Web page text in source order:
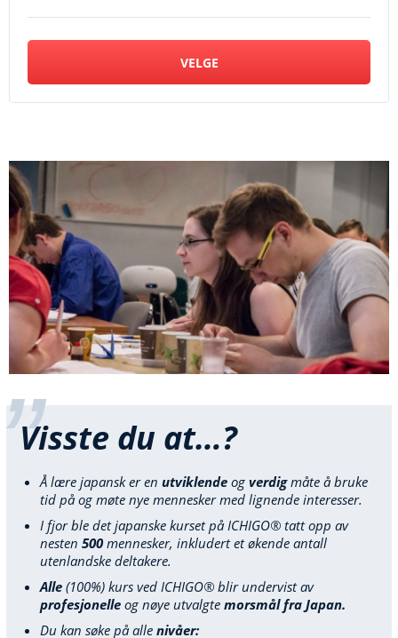
VELGE
Visste du at…?
Å lære japansk er en utviklendeog verdigmåte å bruke
tid på og møte nye mennesker med lignende interesser.
I fjor ble det japanske kurset på ICHIGO® tatt opp av
nesten 500mennesker, inkludert et økende antall
utenlandske deltakere.
Alle(100%) kurs ved ICHIGO® blir undervist av
profesjonelleog nøye utvalgte morsmål fra Japan.
Du kan søke på alle nivåer: